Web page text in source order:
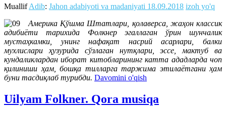
MuallifAdib: Jahon adabiyoti va madaniyati 18.09.2018 izoh yo'q
Америка Қўшма Штатлари, қолаверса, жаҳон классик
адибиёти тарихида Фолкнер эгаллаган ўрин шунчалик
мустаҳкамки, унинг нафақат насрий асарлари, балки
мухлислари ҳузурида сўзлаган нутқлари, эссе, мактуб ва
кундаликлардан иборат китобларининг катта ададларда чоп
қилиниши ҳам, бошқа тилларга таржима этилаётгани ҳам
буни тасдиқлаб турибди. Davomini o'qish
Uilyam Folkner. Qora musiqa